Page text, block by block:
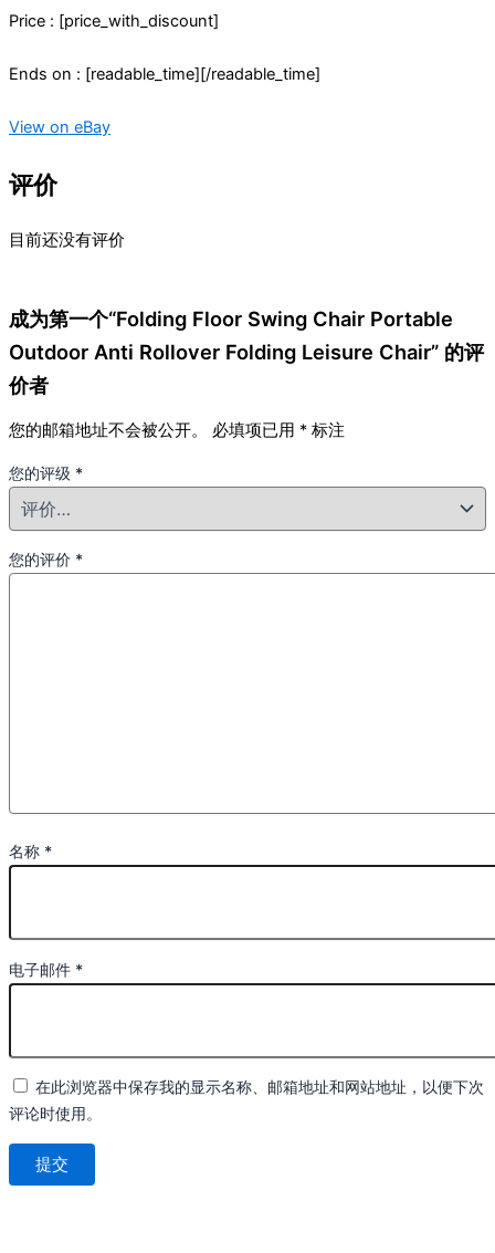
Price : [price_with_discount]
Ends on : [readable_time][/readable_time]
View on eBay
评价
目前还没有评价
成为第一个“Folding Floor Swing Chair Portable
Outdoor Anti Rollover Folding Leisure Chair” 的评
价者
您的邮箱地址不会被公开。 必填项已用 * 标注
您的评级 *
您的评价 *
名称 *
电子邮件 *
在此浏览器中保存我的显示名称、邮箱地址和网站地址，以便下次
评论时使用。